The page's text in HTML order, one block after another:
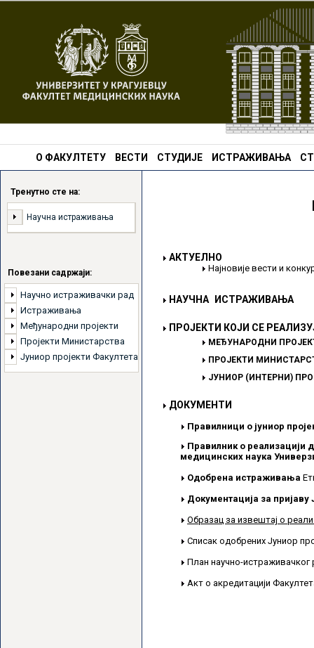
О ФАКУЛТЕТУ ВЕСТИ СТУДИЈЕ ИСТРАЖИВАЊА
Тренутно сте на:
Научна истраживања
Повезани садржаји:
Научно истраживачки рад
Истраживања
Међународни пројекти
Пројекти Министарства
Јуниор пројекти Факултета
АКТУЕЛНО
Најновије вести и
НАУЧНА ИСТРАЖИВАЊА
ПРОЈЕКТИ КОЈИ СЕ
МЕЂУНАРОДНИ
ПРОЈЕКТИ
ЈУНИОР (ИНТЕРНИ)
ДОКУМЕНТИ
Правилници о јуниор
Правилник о реализацији
медицинских наука
Одобрена истраживања
Документација за
Образац за извештај о
Списак одобрених Јуниор
План научно-истраживачког
Акт о акредитацији